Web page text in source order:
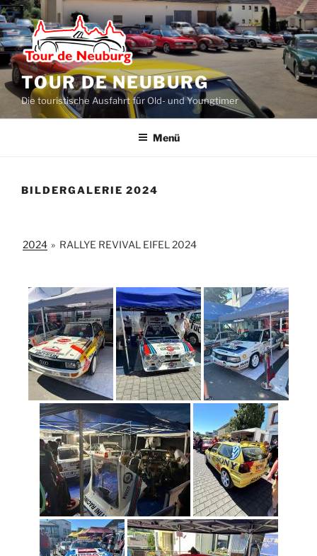
Zum
Inhalt
springen
TOUR DE NEUBURG
Die touristische Ausfahrt für Old- und Youngtimer
Menü
BILDERGALERIE 2024
2024 » RALLYE REVIVAL EIFEL 2024